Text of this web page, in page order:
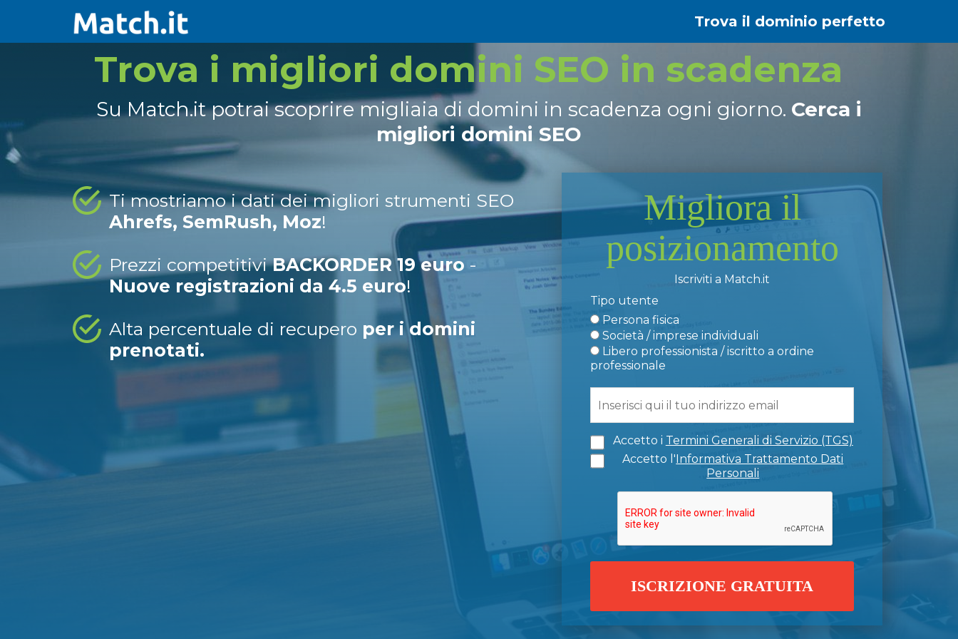
Trova il dominio perfetto
Trova i migliori domini SEO in scadenza
Su Match.it potrai scoprire migliaia di domini in scadenza ogni giorno. Cerca i
migliori domini SEO
Ti mostriamo i dati dei migliori strumenti SEO
Ahrefs, SemRush, Moz!
Prezzi competitiviBACKORDER 19 euro -
Nuove registrazioni da 4.5 euro!
Alta percentuale di recupero per i domini
prenotati.
Migliora il
posizionamento
Iscriviti a Match.it
Tipo utente
Persona fisica
Società / imprese individuali
Libero professionista / iscritto a ordine
professionale
Accetto i Termini Generali di Servizio (TGS)
Accetto l'Informativa Trattamento Dati
Personali